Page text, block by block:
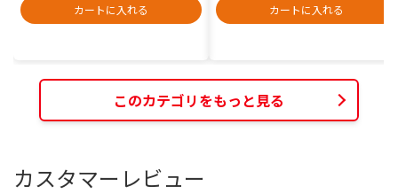
カートに入れる
カートに入れる
このカテゴリをもっと見る
カスタマーレビュー